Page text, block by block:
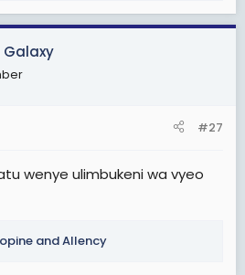
#27
wenye ulimbukeni wa vyeo
andAllency